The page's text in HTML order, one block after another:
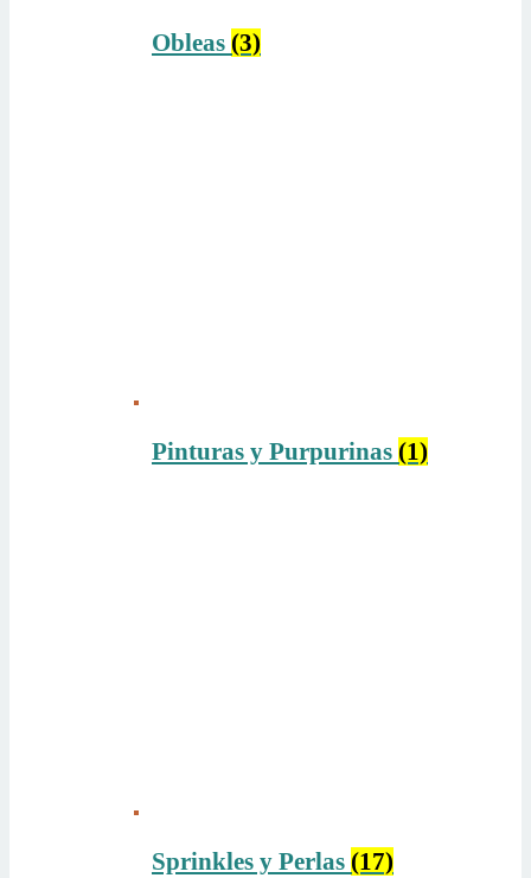
Obleas (3)
Pinturas y Purpurinas (1)
Sprinkles y Perlas (17)